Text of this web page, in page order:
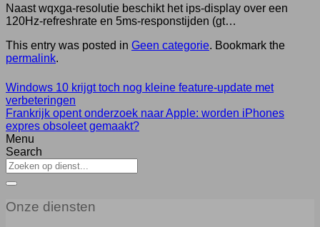
Naast wqxga-resolutie beschikt het ips-display over een
120Hz-refreshrate en 5ms-responstijden (gt…
This entry was posted in Geen categorie. Bookmark the
permalink.
Windows 10 krijgt toch nog kleine feature-update met
verbeteringen
Frankrijk opent onderzoek naar Apple: worden iPhones
expres obsoleet gemaakt?
Menu
Search
Onze diensten